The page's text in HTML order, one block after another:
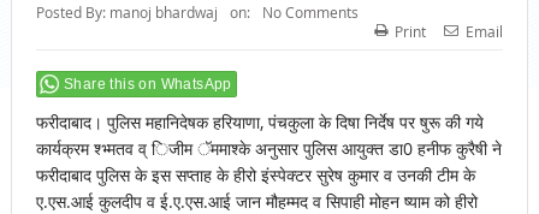
Posted By: manoj bhardwaj on:
No Comments
Print
Email
Share this on WhatsApp
फरीदाबाद। पुलिस महानिदेषक हरियाणा, पंचकुला के दिषा निर्देष पर षुरू की गये
कार्यक्रम श्भ्मतव व् िजीम ॅममाश्के अनुसार पुलिस आयुक्त डा0 हनीफ कुरैषी ने
फरीदाबाद पुलिस के इस सप्ताह के हीरो इंस्पेक्टर सुरेष कुमार व उनकी टीम के
ए.एस.आई कुलदीप व ई.ए.एस.आई जान मौहम्मद व सिपाही मोहन ष्याम को हीरो